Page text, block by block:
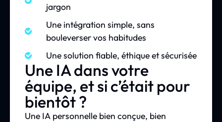
jargon
Une intégration simple, sans
bouleverser vos habitudes
Une solution fiable, éthique et sécurisée
Une IA dans votre
équipe, et si c’était pour
bientôt ?
Une IA personnelle bien conçue, bien